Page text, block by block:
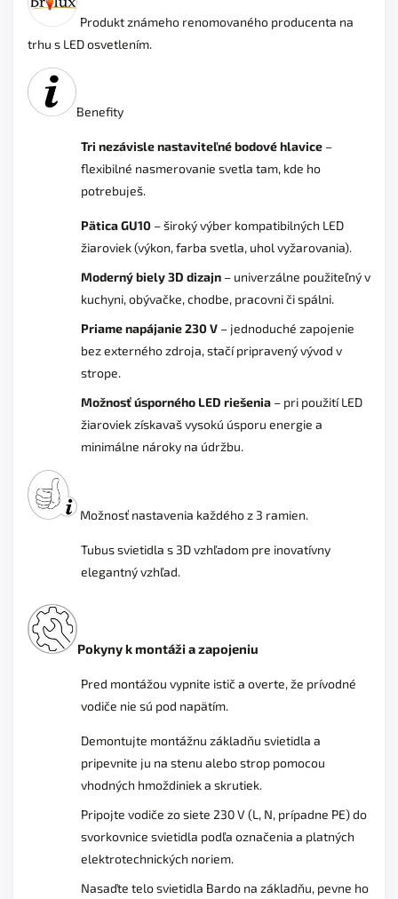
Produkt známeho renomovaného producenta na
trhu s LED osvetlením.
Benefity
Tri nezávisle nastaviteľné bodové hlavice –
flexibilné nasmerovanie svetla tam, kde ho
potrebuješ.
Pätica GU10 – široký výber kompatibilných LED
žiaroviek (výkon, farba svetla, uhol vyžarovania).
Moderný biely 3D dizajn – univerzálne použiteľný v
kuchyni, obývačke, chodbe, pracovni či spálni.
Priame napájanie 230 V – jednoduché zapojenie
bez externého zdroja, stačí pripravený vývod v
strope.
Možnosť úsporného LED riešenia – pri použití LED
žiaroviek získavaš vysokú úsporu energie a
minimálne nároky na údržbu.
Možnosť nastavenia každého z 3 ramien.
Tubus svietidla s 3D vzhľadom pre inovatívny
elegantný vzhľad.
Pokyny k montáži a zapojeniu
Pred montážou vypnite istič a overte, že prívodné
vodiče nie sú pod napätím.
Demontujte montážnu základňu svietidla a
pripevnite ju na stenu alebo strop pomocou
vhodných hmoždiniek a skrutiek.
Pripojte vodiče zo siete 230 V (L, N, prípadne PE) do
svorkovnice svietidla podľa označenia a platných
elektrotechnických noriem.
Nasaďte telo svietidla Bardo na základňu, pevne ho